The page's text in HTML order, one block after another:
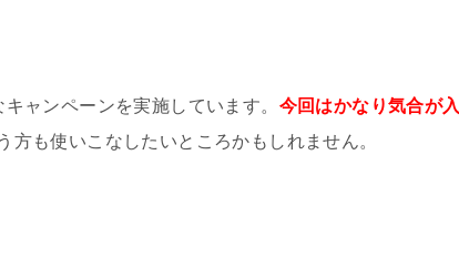
ャンペーンを実施しています。 今回はかなり気合が入
方も使いこなしたいところかもしれません。